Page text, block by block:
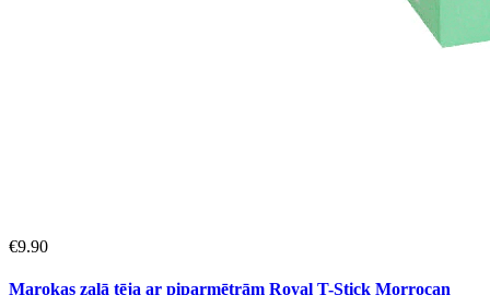
€9.90
Marokas zaļā tēja ar piparmētrām Royal T-Stick Morrocan